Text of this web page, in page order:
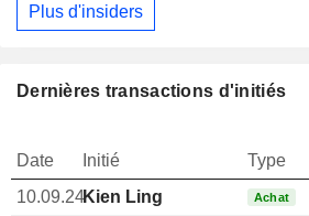
Plus d'insiders
Dernières transactions d'initiés
Date Initié Type
10.09.24Kien Ling Achat